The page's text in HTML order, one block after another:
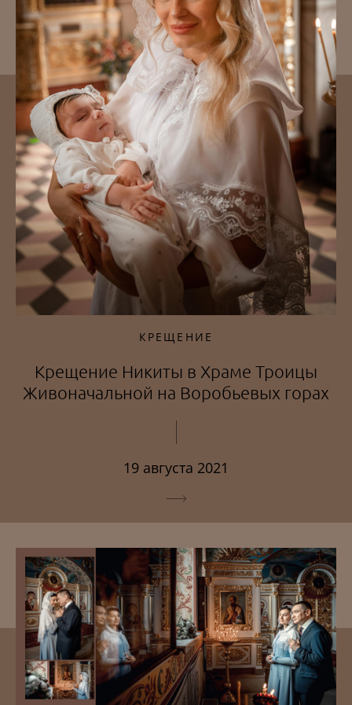
КРЕЩЕНИЕ
Крещение Никиты в Храме Троицы
Живоначальной на Воробьевых горах
19 августа 2021